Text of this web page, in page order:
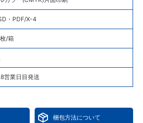
・PDF/X-4
/箱
営業日目発送
梱包方法について